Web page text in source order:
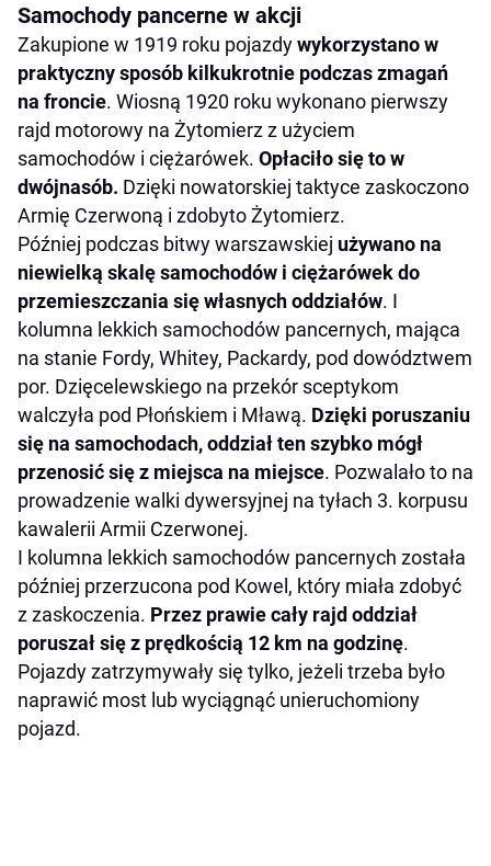
Samochody pancerne w akcji
Zakupione w 1919 roku pojazdywykorzystano w
praktyczny sposób kilkukrotnie podczas zmagań
na froncie. Wiosną 1920 roku wykonano pierwszy
rajd motorowy na Żytomierz z użyciem
samochodów i ciężarówek. Opłaciło się to w
dwójnasób. Dzięki nowatorskiej taktyce zaskoczono
Armię Czerwoną i zdobyto Żytomierz.
Później podczas bitwy warszawskiej używano na
niewielką skalę samochodów i ciężarówek do
przemieszczania się własnych oddziałów. I
kolumna lekkich samochodów pancernych, mająca
na stanie Fordy, Whitey, Packardy, pod dowództwem
por. Dzięcelewskiego na przekór sceptykom
walczyła pod Płońskiem i Mławą. Dzięki poruszaniu
się na samochodach, oddział ten szybko mógł
przenosić się z miejsca na miejsce. Pozwalało to na
prowadzenie walki dywersyjnej na tyłach 3. korpusu
kawalerii Armii Czerwonej.
I kolumna lekkich samochodów pancernych została
później przerzucona pod Kowel, który miała zdobyć
z zaskoczenia. Przez prawie cały rajd oddział
poruszał się z prędkością 12 km na godzinę.
Pojazdy zatrzymywały się tylko, jeżeli trzeba było
naprawić most lub wyciągnąć unieruchomiony
pojazd.